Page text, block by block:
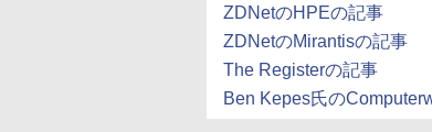
ZDNetのHPEの記事
ZDNetのMirantisの記事
The Registerの記事
Ben Kepes氏の